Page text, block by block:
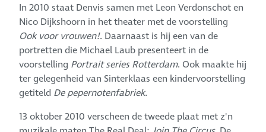
In 2010 staat Denvis samen met Leon Verdonschot en
Nico Dijkshoorn in het theater met de voorstelling
Ook voor vrouwen!. Daarnaast is hij een van de
portretten die Michael Laub presenteert in de
voorstelling Portrait series Rotterdam. Ook maakte hij
ter gelegenheid van Sinterklaas een kindervoorstelling
getiteld De pepernotenfabriek.
13 oktober 2010 verscheen de tweede plaat met z'n